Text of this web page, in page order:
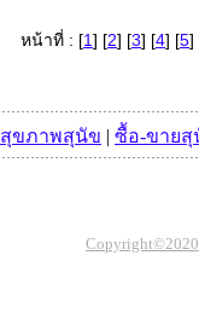
หน้าที่ : [1] [2] [3] [4] [5]
สุขภาพสุนัข | ซื้อ-ขายสุ
Copyright©2020